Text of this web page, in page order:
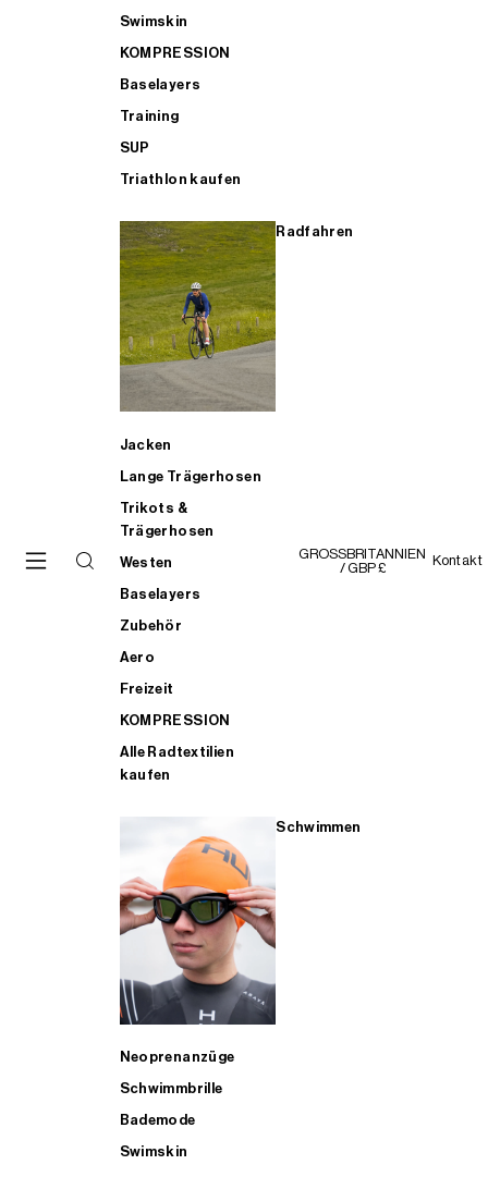
Swimskin
KOMPRESSION
Baselayers
Training
SUP
Triathlon kaufen
Radfahren
Jacken
Lange Trägerhosen
Trikots &
Trägerhosen
Westen
Baselayers
Zubehör
Aero
Freizeit
KOMPRESSION
Alle Radtextilien
kaufen
Schwimmen
Neoprenanzüge
Schwimmbrille
Bademode
Swimskin
GROSSBRITANNIEN
/ GBP £
Kontakt